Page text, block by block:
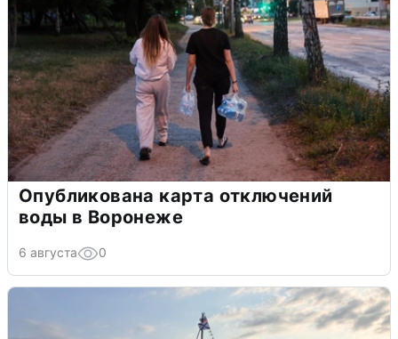
Опубликована карта отключений
воды в Воронеже
6 августа 0